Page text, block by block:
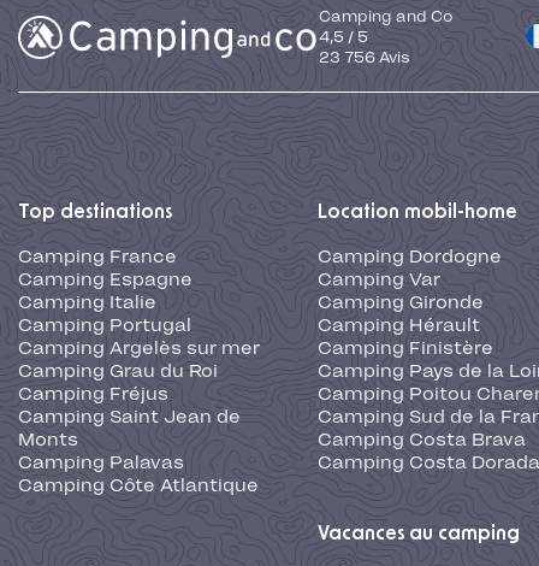
Camping and Co
4,5 / 5
23 756Avis
Top destinations
Camping France
Camping Espagne
Camping Italie
Camping Portugal
Camping Argelès sur mer
Camping Grau du Roi
Camping Fréjus
Camping Saint Jean de
Monts
Camping Palavas
Camping Côte Atlantique
Location mobil-home
Camping Dordogne
Camping Var
Camping Gironde
Camping Hérault
Camping Finistère
Camping Pays de la
Camping Poitou
Camping Sud de la
Camping Costa Brava
Camping Costa Dorada
Vacances au camping